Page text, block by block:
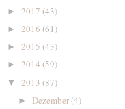
► 2017 (43)
► 2016 (61)
► 2015 (43)
► 2014 (59)
▼ 2013 (87)
► Dezember(4)